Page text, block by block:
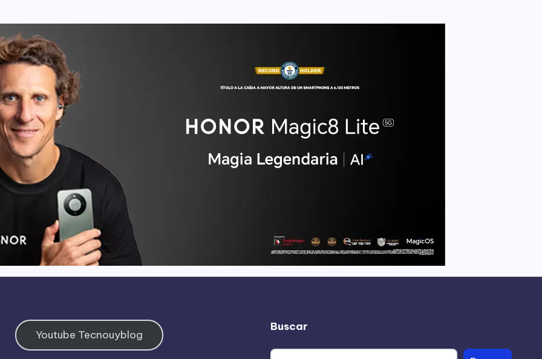
Youtube Tecnouyblog
Buscar